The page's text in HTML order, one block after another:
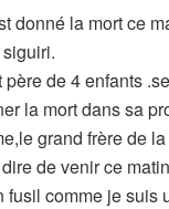
donné la mort ce
de 4 enfants
la mort dans sa
grand frère de
de venir ce
comme je suis